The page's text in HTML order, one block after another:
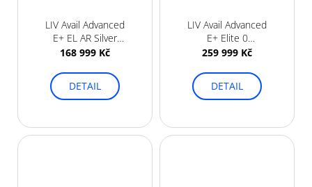
LIV Avail Advanced
E+ EL AR Silver
Pine 2025
168 999 Kč
DETAIL
LIV Avail Advanced
E+ Elite 0
Moonstone 2026
259 999 Kč
DETAIL